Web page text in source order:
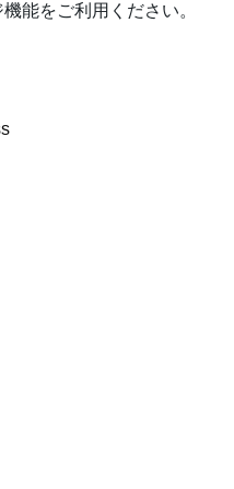
能をご利用ください。